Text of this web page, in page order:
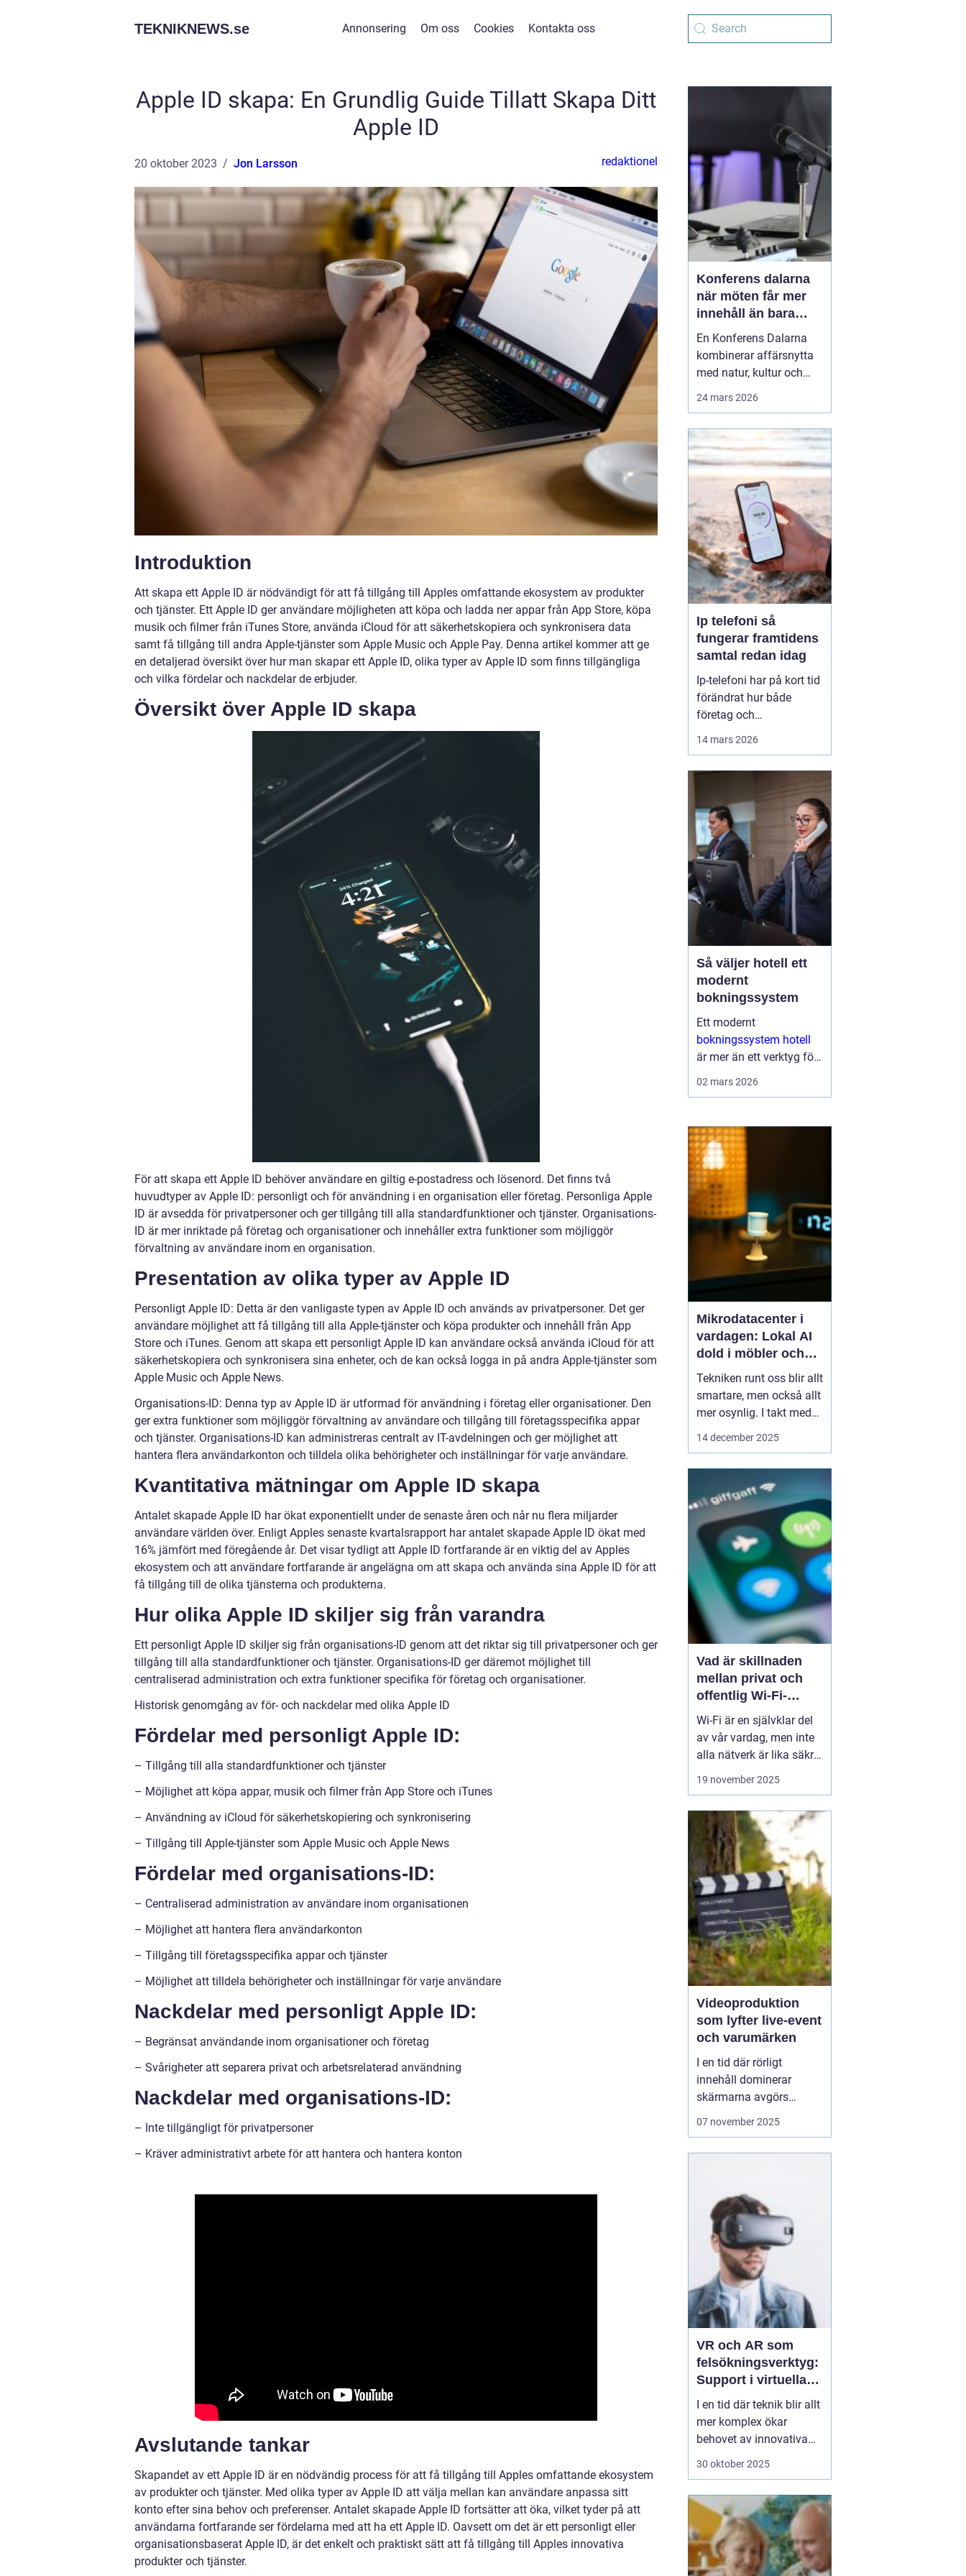
TEKNIKNEWS.se Annonsering Om oss Cookies Kontakta oss
Apple ID skapa: En Grundlig Guide Tillatt Skapa Ditt
Apple ID
20 oktober 2023 Jon Larsson redaktionel
Introduktion
Att skapa ett Apple ID är nödvändigt för att få tillgång till Apples omfattande ekosystem av produkter
och tjänster. Ett Apple ID ger användare möjligheten att köpa och ladda ner appar från App Store, köpa
musik och filmer från iTunes Store, använda iCloud för att säkerhetskopiera och synkronisera data
samt få tillgång till andra Apple-tjänster som Apple Music och Apple Pay. Denna artikel kommer att ge
en detaljerad översikt över hur man skapar ett Apple ID, olika typer av Apple ID som finns tillgängliga
och vilka fördelar och nackdelar de erbjuder.
Översikt över Apple ID skapa
För att skapa ett Apple ID behöver användare en giltig e-postadress och lösenord. Det finns två
huvudtyper av Apple ID: personligt och för användning i en organisation eller företag. Personliga Apple
ID är avsedda för privatpersoner och ger tillgång till alla standardfunktioner och tjänster. Organisations-
ID är mer inriktade på företag och organisationer och innehåller extra funktioner som möjliggör
förvaltning av användare inom en organisation.
Presentation av olika typer av Apple ID
Personligt Apple ID: Detta är den vanligaste typen av Apple ID och används av privatpersoner. Det ger
användare möjlighet att få tillgång till alla Apple-tjänster och köpa produkter och innehåll från App
Store och iTunes. Genom att skapa ett personligt Apple ID kan användare också använda iCloud för att
säkerhetskopiera och synkronisera sina enheter, och de kan också logga in på andra Apple-tjänster som
Apple Music och Apple News.
Organisations-ID: Denna typ av Apple ID är utformad för användning i företag eller organisationer. Den
ger extra funktioner som möjliggör förvaltning av användare och tillgång till företagsspecifika appar
och tjänster. Organisations-ID kan administreras centralt av IT-avdelningen och ger möjlighet att
hantera flera användarkonton och tilldela olika behörigheter och inställningar för varje användare.
Kvantitativa mätningar om Apple ID skapa
Antalet skapade Apple ID har ökat exponentiellt under de senaste åren och når nu flera miljarder
användare världen över. Enligt Apples senaste kvartalsrapport har antalet skapade Apple ID ökat med
16% jämfört med föregående år. Det visar tydligt att Apple ID fortfarande är en viktig del av Apples
ekosystem och att användare fortfarande är angelägna om att skapa och använda sina Apple ID för att
få tillgång till de olika tjänsterna och produkterna.
Hur olika Apple ID skiljer sig från varandra
Ett personligt Apple ID skiljer sig från organisations-ID genom att det riktar sig till privatpersoner och ger
tillgång till alla standardfunktioner och tjänster. Organisations-ID ger däremot möjlighet till
centraliserad administration och extra funktioner specifika för företag och organisationer.
Historisk genomgång av för- och nackdelar med olika Apple ID
Fördelar med personligt Apple ID:
– Tillgång till alla standardfunktioner och tjänster
– Möjlighet att köpa appar, musik och filmer från App Store och iTunes
– Användning av iCloud för säkerhetskopiering och synkronisering
– Tillgång till Apple-tjänster som Apple Music och Apple News
Fördelar med organisations-ID:
– Centraliserad administration av användare inom organisationen
– Möjlighet att hantera flera användarkonton
– Tillgång till företagsspecifika appar och tjänster
– Möjlighet att tilldela behörigheter och inställningar för varje användare
Nackdelar med personligt Apple ID:
– Begränsat användande inom organisationer och företag
– Svårigheter att separera privat och arbetsrelaterad användning
Nackdelar med organisations-ID:
– Inte tillgängligt för privatpersoner
– Kräver administrativt arbete för att hantera och hantera konton
Avslutande tankar
Skapandet av ett Apple ID är en nödvändig process för att få tillgång till Apples omfattande ekosystem
av produkter och tjänster. Med olika typer av Apple ID att välja mellan kan användare anpassa sitt
konto efter sina behov och preferenser. Antalet skapade Apple ID fortsätter att öka, vilket tyder på att
användarna fortfarande ser fördelarna med att ha ett Apple ID. Oavsett om det är ett personligt eller
organisationsbaserat Apple ID, är det enkelt och praktiskt sätt att få tillgång till Apples innovativa
produkter och tjänster.
Konferens dalarna
när möten får mer
innehåll än bara
agendan
En Konferens Dalarna
kombinerar affärsnytta
med natur, kultur och
Regionen lockar med
kort restid från
storstäderna, tydlig
årstidskänsla, stark lokal
matkultur och en miljö
som gör det lättare fö...
24 mars 2026
Ip telefoni så
fungerar framtidens
samtal redan idag
Ip-telefoni har på kort tid
förändrat hur både
företag och
går samtalen via
internet. Kostnaderna
sjunker, flexibiliteten
ökar och möjligheterna
att bygga ...
14 mars 2026
Så väljer hotell ett
modernt
bokningssystem
Ett modernt
bokningssystem hotell
är mer än ett verktyg för
verksamheten. Här
hanteras bokningar,
incheckning, betalningar,
gäs...
02 mars 2026
Mikrodatacenter i
vardagen: Lokal AI
dold i möbler och
lampor
Tekniken runt oss blir allt
smartare, men också allt
mer osynlig. I takt med
att lokal AI flyttar från
förändras hur vi tänker
kring beräkning,
integritet och k...
14 december 2025
Vad är skillnaden
mellan privat och
offentlig Wi-Fi-
säkerhet?
Wi-Fi är en självklar del
av vår vardag, men inte
alla nätverk är lika säkra.
Privata nätverk hemma
över vilka som får
ansluta, medan
offentliga Wi-Fi-nät...
19 november 2025
Videoproduktion
som lyfter live-event
och varumärken
I en tid där rörligt
innehåll dominerar
skärmarna avgörs
mycket av kvaliteten på
tydligt och minnesvä...
07 november 2025
VR och AR som
felsökningsverktyg:
Support i virtuella
miljöer
I en tid där teknik blir allt
mer komplex ökar
behovet av innovativa
sätt att ge support. VR
erbjuder nya möjligheter
för felsökning, där
supportpersonal...
30 oktober 2025